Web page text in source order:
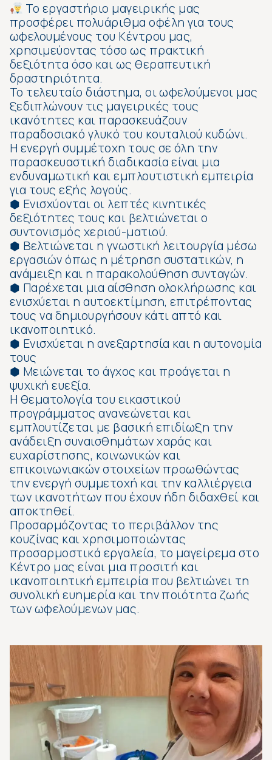
Το εργαστήριο μαγειρικής μας
προσφέρει πολυάριθμα οφέλη για τους
ωφελουμένους του Κέντρου μας,
χρησιμεύοντας τόσο ως πρακτική
δεξιότητα όσο και ως θεραπευτική
δραστηριότητα.
Το τελευταίο διάστημα, οι ωφελούμενοι μας
ξεδιπλώνουν τις μαγειρικές τους
ικανότητες και παρασκευάζουν
παραδοσιακό γλυκό του κουταλιού κυδώνι.
Η ενεργή συμμέτοχη τους σε όλη την
παρασκευαστική διαδικασία είναι μια
ενδυναμωτική και εμπλουτιστική εμπειρία
για τους εξής λογούς.
⬢ Ενισχύονται οι λεπτές κινητικές
δεξιότητες τους και βελτιώνεται ο
συντονισμός χεριού-ματιού.
⬢ Βελτιώνεται η γνωστική λειτουργία μέσω
εργασιών όπως η μέτρηση συστατικών, η
ανάμειξη και η παρακολούθηση συνταγών.
⬢ Παρέχεται μια αίσθηση ολοκλήρωσης και
ενισχύεται η αυτοεκτίμηση, επιτρέποντας
τους να δημιουργήσουν κάτι απτό και
ικανοποιητικό.
⬢ Ενισχύεται η ανεξαρτησία και η αυτονομία
τους
⬢ Μειώνεται το άγχος και προάγεται η
ψυχική ευεξία.
Η θεματολογία του εικαστικού
προγράμματος ανανεώνεται και
εμπλουτίζεται με βασική επιδίωξη την
ανάδειξη συναισθημάτων χαράς και
ευχαρίστησης, κοινωνικών και
επικοινωνιακών στοιχείων προωθώντας
την ενεργή συμμετοχή και την καλλιέργεια
των ικανοτήτων που έχουν ήδη διδαχθεί και
αποκτηθεί.
Προσαρμόζοντας το περιβάλλον της
κουζίνας και χρησιμοποιώντας
προσαρμοστικά εργαλεία, το μαγείρεμα στο
Κέντρο μας είναι μια προσιτή και
ικανοποιητική εμπειρία που βελτιώνει τη
συνολική ευημερία και την ποιότητα ζωής
των ωφελούμενων μας.